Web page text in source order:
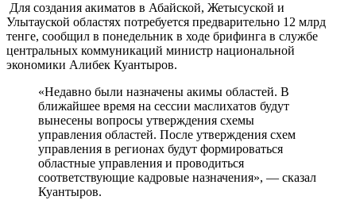
Для создания акиматов в Абайской, Жетысуской и
Улытауской областях потребуется предварительно 12 млрд
тенге, сообщил в понедельник в ходе брифинга в службе
центральных коммуникаций министр национальной
экономики Алибек Куантыров.
«Недавно были назначены акимы областей. В
ближайшее время на сессии маслихатов будут
вынесены вопросы утверждения схемы
управления областей. После утверждения схем
управления в регионах будут формироваться
областные управления и проводиться
соответствующие кадровые назначения», — сказал
Куантыров.